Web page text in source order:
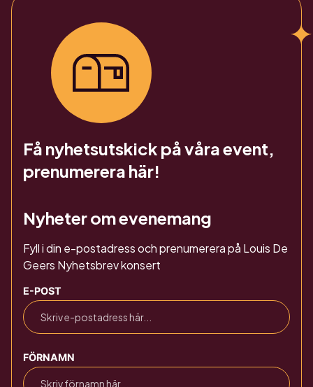
Få nyhetsutskick på våra event,
prenumerera här!
Nyheter om evenemang
Fyll i din e-postadress och prenumerera på Louis De
Geers Nyhetsbrev konsert
E-POST
FÖRNAMN